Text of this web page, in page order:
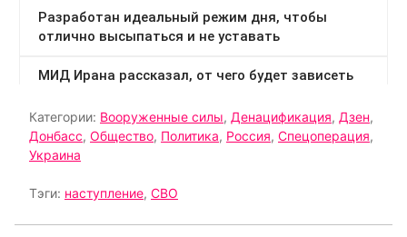
Категории: Вооруженные силы, Денацификация, Дзен,
Донбасс, Общество, Политика, Россия, Спецоперация,
Украина
Тэги: наступление, СВО